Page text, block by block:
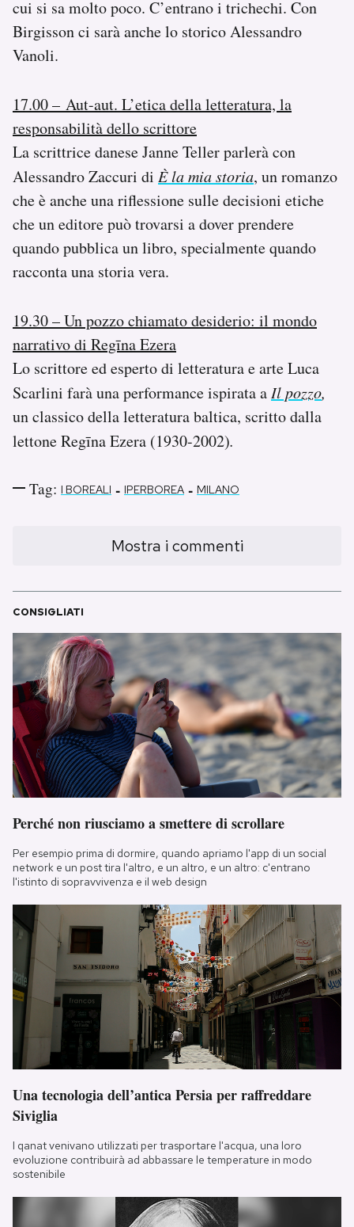
cui si sa molto poco. C’entrano i trichechi. Con
Birgisson ci sarà anche lo storico Alessandro
Vanoli.
17.00 – Aut-aut. L’etica della letteratura, la
responsabilità dello scrittore
La scrittrice danese Janne Teller parlerà con
Alessandro Zaccuri di È la mia storia, un romanzo
che è anche una riflessione sulle decisioni etiche
che un editore può trovarsi a dover prendere
quando pubblica un libro, specialmente quando
racconta una storia vera.
19.30 – Un pozzo chiamato desiderio: il mondo
narrativo di Regīna Ezera
Lo scrittore ed esperto di letteratura e arte Luca
Scarlini farà una performance ispirata a Il pozzo,
un classico della letteratura baltica, scritto dalla
lettone Regīna Ezera (1930-2002).
Tag: I BOREALI - IPERBOREA - MILANO
Mostra i commenti
CONSIGLIATI
Perché non riusciamo a smettere di scrollare
Per esempio prima di dormire, quando apriamo l'app di un social
network e un post tira l'altro, e un altro, e un altro: c'entrano
l'istinto di sopravvivenza e il web design
Una tecnologia dell’antica Persia per raffreddare
Siviglia
I qanat venivano utilizzati per trasportare l'acqua, una loro
evoluzione contribuirà ad abbassare le temperature in modo
sostenibile